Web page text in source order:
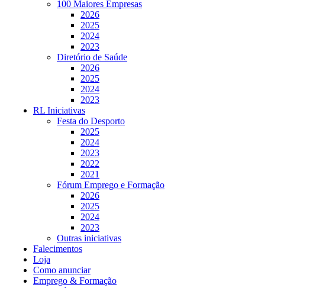
100 Maiores Empresas
2026
2025
2024
2023
Diretório de Saúde
2026
2025
2024
2023
RL Iniciativas
Festa do Desporto
2025
2024
2023
2022
2021
Fórum Emprego e Formação
2026
2025
2024
2023
Outras iniciativas
Falecimentos
Loja
Como anunciar
Emprego & Formação